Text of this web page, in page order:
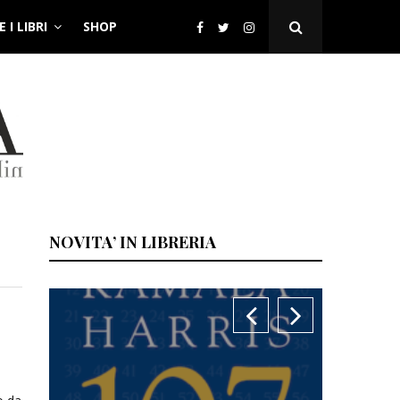
I LIBRI SHOP
Open
Search
NOVITA’ IN LIBRERIA